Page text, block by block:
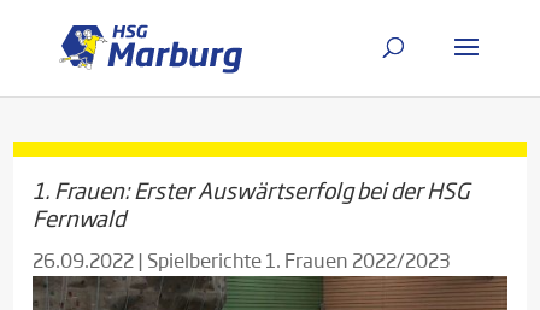
1. Frauen: Erster Auswärtserfolg bei der HSG
Fernwald
26.09.2022| Spielberichte 1. Frauen 2022/2023